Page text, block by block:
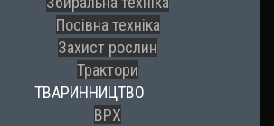
Посівна техніка
Захист рослин
Трактори
ТВАРИННИЦТВО
ВРХ